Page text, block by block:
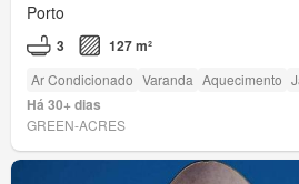
Porto
3 127 m²
Ar Condicionado Varanda Aquecimento
Há 30+ dias
GREEN-ACRES